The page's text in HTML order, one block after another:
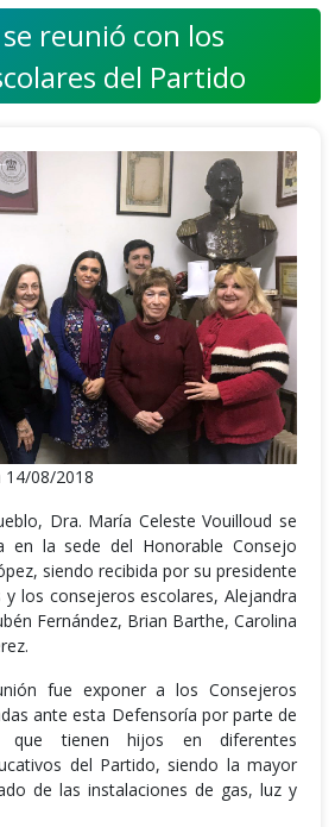
reunió con los
del Partido
14/08/2018
Dra. María Celeste Vouilloud se
en la sede del Honorable Consejo
siendo recibida por su presidente
los consejeros escolares, Alejandra
Fernández, Brian Barthe, Carolina
fue exponer a los Consejeros
ante esta Defensoría por parte de
que tienen hijos en diferentes
del Partido, siendo la mayor
de las instalaciones de gas, luz y